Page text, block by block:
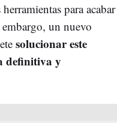
para acabar
un nuevo
solucionar este
definitiva y